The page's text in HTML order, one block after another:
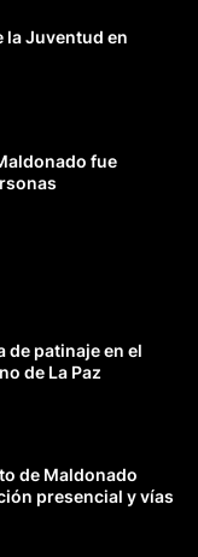
la Juventud en
fue
de patinaje en el
de La Paz
de Maldonado
presencial y vías